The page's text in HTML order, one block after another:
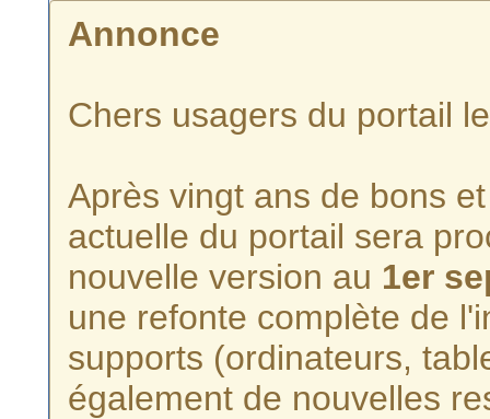
Annonce
Chers usagers du portail
Après vingt ans de bons
actuelle du portail sera
nouvelle version au 1er
une refonte complète de
supports (ordinateurs,
également de nouvelles